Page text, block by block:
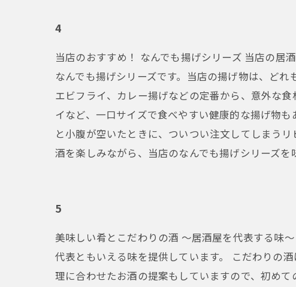
4
当店のおすすめ！ なんでも揚げシリーズ 当店の居
なんでも揚げシリーズです。当店の揚げ物は、ど
エビフライ、カレー揚げなどの定番から、意外な
イなど、一口サイズで食べやすい健康的な揚げ物
と小腹が空いたときに、ついつい注文してしまう
酒を楽しみながら、当店のなんでも揚げシリーズを
5
美味しい肴とこだわりの酒 〜居酒屋を代表する味
代表ともいえる味を提供しています。 こだわりの
理に合わせたお酒の提案もしていますので、初め